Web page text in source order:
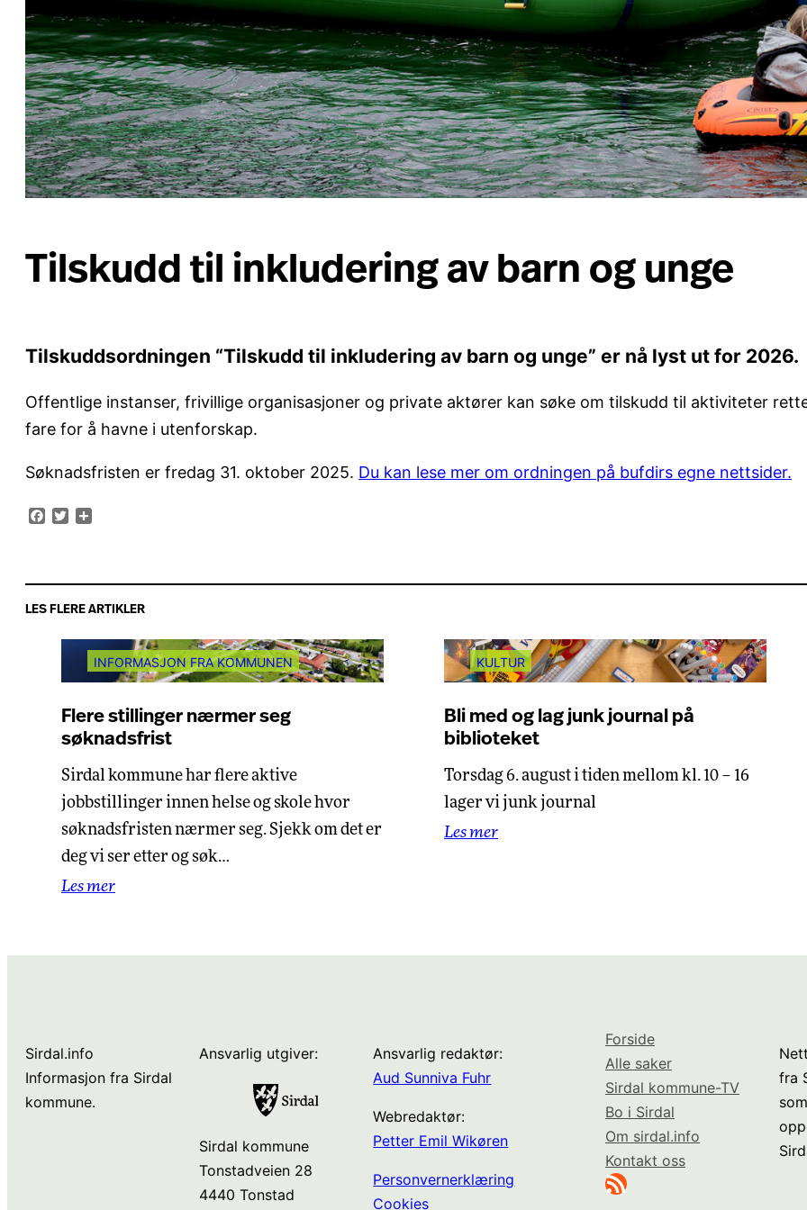
Tilskudd til inkludering av barn og unge
Tilskuddsordningen “Tilskudd til inkludering av barn og unge” er nå lyst ut for 2026.
Offentlige instanser, frivillige organisasjoner og private aktører kan søke om tilskudd til aktiviteter
fare for å havne i utenforskap.
Søknadsfristen er fredag 31. oktober 2025. Du kan lese mer om ordningen på bufdirs egne nettsider.
Facebook
Twitter
LES FLERE ARTIKLER
INFORMASJON FRA KOMMUNEN
Flere stillinger nærmer seg
søknadsfrist
Sirdal kommune har flere aktive
jobbstillinger innen helse og skole hvor
søknadsfristen nærmer seg. Sjekk om det er
deg vi ser etter og søk…
Les mer
KULTUR
Bli med og lag junk journal på
biblioteket
Torsdag 6. august i tiden mellom kl. 10 – 16
lager vi junk journal
Les mer
Sirdal.info
Informasjon fra Sirdal
kommune.
Ansvarlig utgiver:
Sirdal kommune
Tonstadveien 28
4440 Tonstad
Ansvarlig redaktør:
Aud Sunniva Fuhr
Webredaktør:
Petter Emil Wikøren
Personvernerklæring
Cookies
Forside
Alle saker
Sirdal kommune-TV
Bo i Sirdal
Om sirdal.info
Kontakt oss
RSS-strøm
fra